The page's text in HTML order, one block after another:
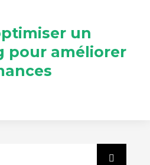
un
pour améliorer